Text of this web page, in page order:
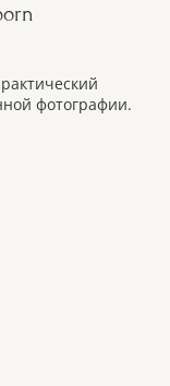
фотографии.